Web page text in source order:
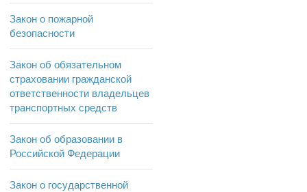
Закон о пожарной
безопасности
Закон об обязательном
страховании гражданской
ответственности владельцев
транспортных средств
Закон об образовании в
Российской Федерации
Закон о государственной